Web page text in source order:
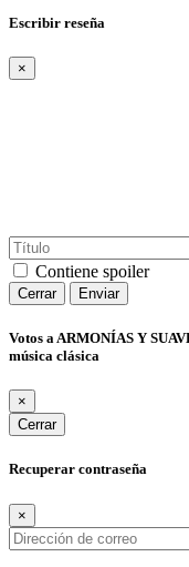
Escribir reseña
×
Contiene spoiler
Cerrar Enviar
Votos a ARMONÍAS Y
música clásica
×
Cerrar
Recuperar contraseña
×